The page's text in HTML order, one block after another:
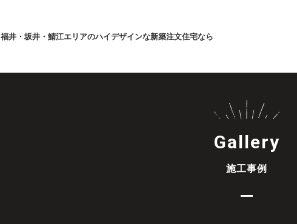
福井・坂井・鯖江エリアのハイデザインな新築注文住宅なら
Gallery
施工事例